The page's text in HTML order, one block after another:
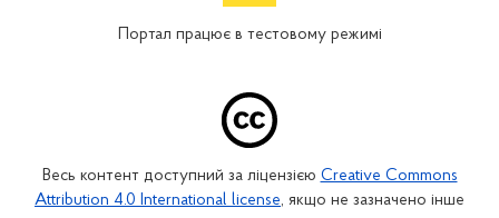
Портал працює в тестовому режимі
Весь контент доступний за ліцензією Creative Commons
Attribution 4.0 International license, якщо не зазначено інше